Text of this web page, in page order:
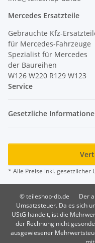
Mercedes Ersatzteile
Gebrauchte Kfz-
für Mercedes-Fahrzeuge
Spezialist für Mercedes
der Baureihen
W126 W220 R129 W123
Service
Gesetzliche
* Alle Preise inkl. gesetzlicher
© teileshop-db.de
Der
Umsatzsteuer. Da es sich
UStG handelt, ist die
der Rechnung nicht
ausgewiesener